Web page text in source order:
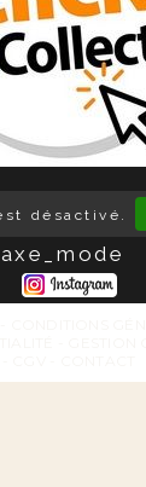
désactivé.
axe_mode